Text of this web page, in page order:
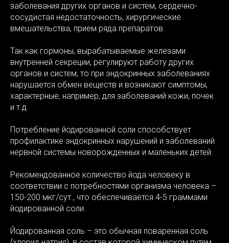
заболевания других органов и систем, сердечно-
сосудистая недостаточность, хирургические
вмешательства, прием ряда препаратов.
Так как гормоны, вырабатываемые железами
внутренней секреции, регулируют работу других
органов и систем, то при эндокринных заболеваниях
нарушается обмен веществ и возникают симптомы,
характерные, например, для заболеваний кожи, почек
и т.д.
Потребление йодированной соли способствует
профилактике эндокринных нарушений и заболеваний
нервной системы новорожденных и маленьких детей.
Рекомендованное количество йода человеку в
соответствии с потребностями организма человека –
150-200 мкг/сут., что обеспечивается 4-5 граммами
йодированной соли.
Йодированная соль – это обычная поваренная соль